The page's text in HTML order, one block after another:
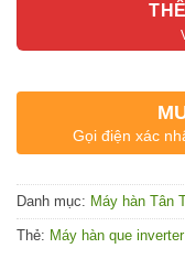
Gọi điện xác
Danh mục: Máy hàn Tân
Thẻ: Máy hàn que